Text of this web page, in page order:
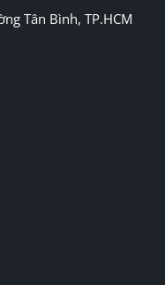
Tân Bình, TP.HCM